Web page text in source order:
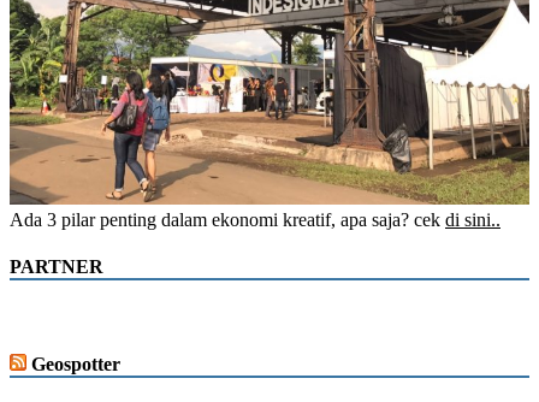
Ada 3 pilar penting dalam ekonomi kreatif, apa saja? cek di sini..
PARTNER
Geospotter